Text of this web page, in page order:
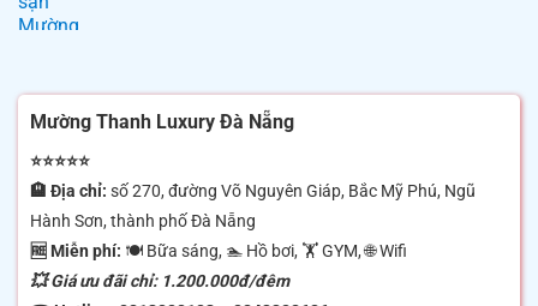
Mường Thanh Luxury Đà Nẵng
⭐⭐⭐⭐⭐
🏨 Địa chỉ: số 270, đường Võ Nguyên Giáp, Bắc Mỹ Phú, Ngũ
Hành Sơn, thành phố Đà Nẵng
🆓 Miễn phí: 🍽 Bữa sáng, 🏊 Hồ bơi, 🏋️ GYM, 🌐 Wifi
💥 Giá ưu đãi chỉ: 1.200.000đ/đêm